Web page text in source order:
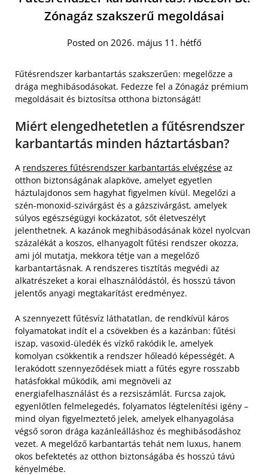
Zónagáz szakszerű megoldásai
Posted on 2026. május 11. hétfő
Fűtésrendszer karbantartás szakszerűen: megelőzze a
drága meghibásodásokat. Fedezze fel a Zónagáz prémium
megoldásait és biztosítsa otthona biztonságát!
Miért elengedhetetlen a fűtésrendszer
karbantartás minden háztartásban?
A rendszeres fűtésrendszer karbantartás elvégzése az
otthon biztonságának alapköve, amelyet egyetlen
háztulajdonos sem hagyhat figyelmen kívül. Megelőzi a
szén-monoxid-szivárgást és a gázszivárgást, amelyek
súlyos egészségügyi kockázatot, sőt életveszélyt
jelenthetnek. A kazánok meghibásodásának közel nyolcvan
százalékát a koszos, elhanyagolt fűtési rendszer okozza,
ami jól mutatja, mekkora tétje van a megelőző
karbantartásnak. A rendszeres tisztítás megvédi az
alkatrészeket a korai elhasználódástól, és hosszú távon
jelentős anyagi megtakarítást eredményez.
A szennyezett fűtésvíz láthatatlan, de rendkívül káros
folyamatokat indít el a csövekben és a kazánban: fűtési
iszap, vasoxid-üledék és vízkő rakódik le, amelyek
komolyan csökkentik a rendszer hőleadó képességét. A
lerakódott szennyeződések miatt a fűtés egyre rosszabb
hatásfokkal működik, ami megnöveli az
energiafelhasználást és a rezsiszámlát. Furcsa zajok,
egyenlőtlen felmelegedés, folyamatos légtelenítési igény –
mind olyan figyelmeztető jelek, amelyek elhanyagolása
végső soron drága kazánleálláshoz és meghibásodáshoz
vezet. A megelőző karbantartás tehát nem luxus, hanem
okos befektetés az otthon biztonságába és hosszú távú
kényelmébe.